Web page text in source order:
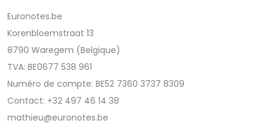
Euronotes.be
Korenbloemstraat 13
8790 Waregem (Belgique)
TVA: BE0677 538 961
Numéro de compte: BE52 7360 3737 8309
Contact: +32 497 46 14 38
mathieu@euronotes.be